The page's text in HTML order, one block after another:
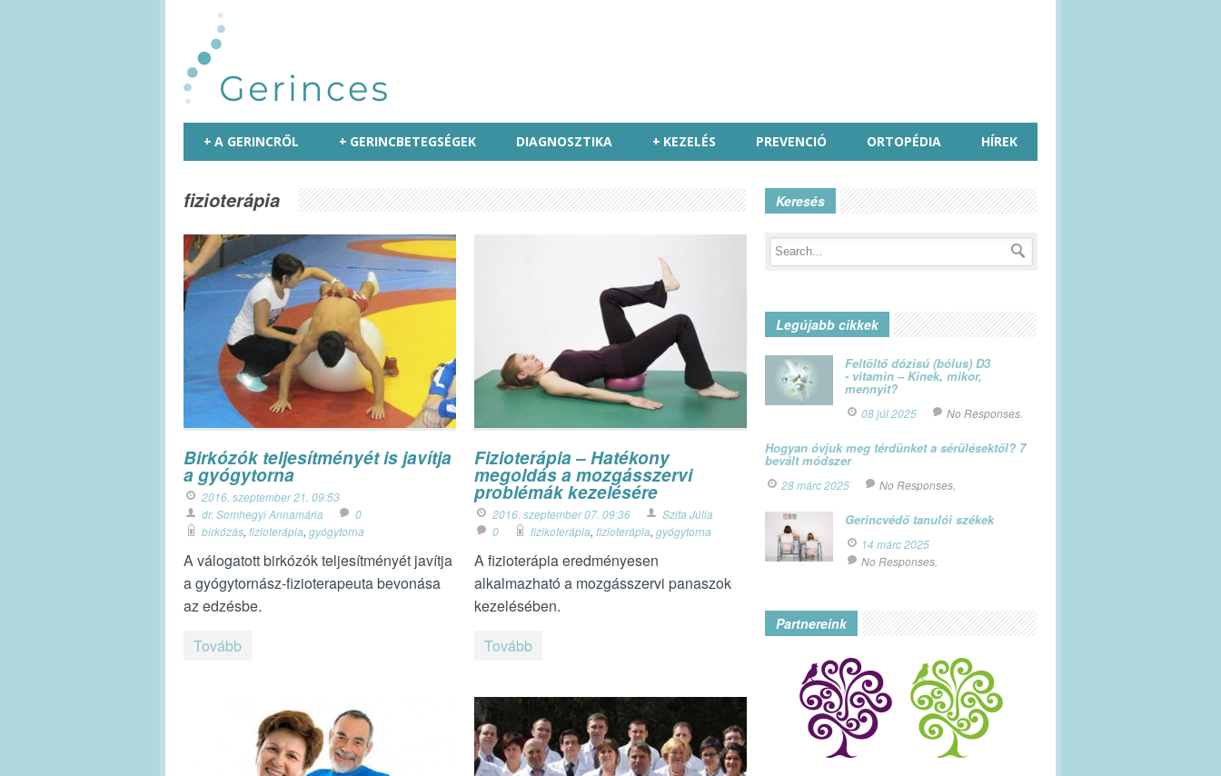
A GERINCRŐL
+ GERINCBETEGSÉGEK
+ DIAGNOSZTIKA KEZELÉS
+ PREVENCIÓ ORTOPÉDIA HÍREK
fizioterápia
Birkózók teljesítményét is javítja
a gyógytorna
2016. szeptember 21. 09:53
dr. Somhegyi Annamária
0
birkózás, fizioterápia, gyógytorna
A válogatott birkózók teljesítményét javítja
a gyógytornász-fizioterapeuta bevonása
az edzésbe.
Tovább
Fizioterápia – Hatékony
megoldás a mozgásszervi
problémák kezelésére
2016. szeptember 07. 09:36
Szita Júlia
0
fizikoterápia, fizioterápia, gyógytorna
A fizioterápia eredményesen
alkalmazható a mozgásszervi panaszok
kezelésében.
Tovább
Keresés
Legújabb cikkek
Feltöltő dózisú (bólus) D3
- vitamin – Kinek, mikor,
mennyit?
08 júl 2025 No Responses.
Hogyan óvjuk meg térdünket a sérülésektől? 7
bevált módszer
28 márc 2025 No Responses.
Gerincvédő tanulói székek
14 márc 2025
No Responses.
Partnereink